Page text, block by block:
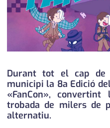
Durant tot el cap de
municipi la 8a Edició
«FanCon»,
trobada de milers de
alternatiu.